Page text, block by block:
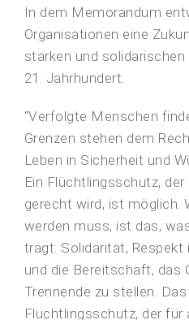
In dem Memorandum
Organisationen eine
starken und
21. Jahrhundert:
“Verfolgte Men­schen
Grenzen stehen dem
Leben in Sicherheit und
Ein Flüchtlingsschutz,
gerecht wird, ist möglich.
werden muss, ist das,
trägt: Solidarität,
und die Bereitschaft, das
Trennende zu stellen.
Flüchtlingsschutz, der